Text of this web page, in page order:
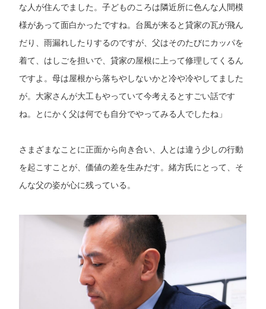
な人が住んでました。子どものころは隣近所に色んな人間模
様があって面白かったですね。台風が来ると貸家の瓦が飛ん
だり、雨漏れしたりするのですが、父はそのたびにカッパを
着て、はしごを担いで、貸家の屋根に上って修理してくるん
ですよ。母は屋根から落ちやしないかと冷や冷やしてました
が。大家さんが大工もやっていて今考えるとすごい話です
ね。とにかく父は何でも自分でやってみる人でしたね」
さまざまなことに正面から向き合い、人とは違う少しの行動
を起こすことが、価値の差を生みだす。緒方氏にとって、そ
んな父の姿が心に残っている。